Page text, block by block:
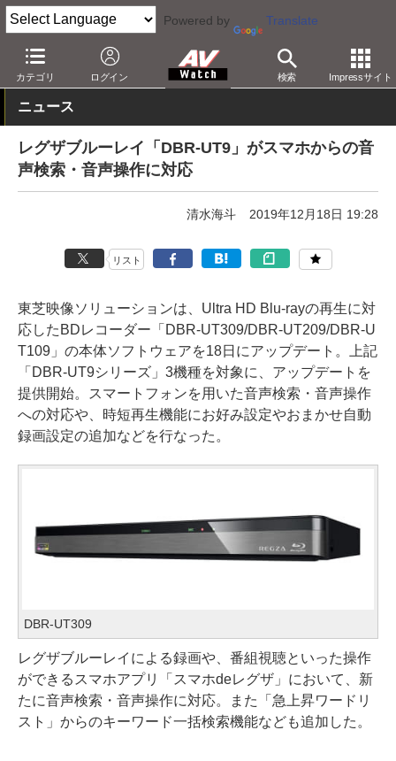
Powered by Translate
カテゴリ ログイン 検索 Impressサイト
AV Watch 製品 レコーダ 東芝
ニュース
レグザブルーレイ「DBR-UT9」がスマホからの音
声検索・音声操作に対応
清水海斗 2019年12月18日 19:28
リスト
東芝映像ソリューションは、Ultra HD Blu-rayの再生に対
応したBDレコーダー「DBR-UT309/DBR-UT209/DBR-U
T109」の本体ソフトウェアを18日にアップデート。上記
「DBR-UT9シリーズ」3機種を対象に、アップデートを
提供開始。スマートフォンを用いた音声検索・音声操作
への対応や、時短再生機能にお好み設定やおまかせ自動
録画設定の追加などを行なった。
DBR-UT309
レグザブルーレイによる録画や、番組視聴といった操作
ができるスマホアプリ「スマホdeレグザ」において、新
たに音声検索・音声操作に対応。また「急上昇ワードリ
スト」からのキーワード一括検索機能なども追加した。